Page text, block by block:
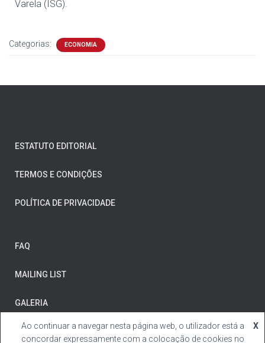
Varela (ISG).
Categorias: ECONOMIA
ESTATUTO EDITORIAL
TERMOS E CONDIÇÕES
POLÍTICA DE PRIVACIDADE
FAQ
MAILING LIST
GALERIA
Ao continuar a navegar nesta página web, o utilizador está a
concordar expressamente com a colocação de cookies no
X